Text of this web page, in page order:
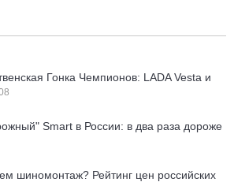
Гонка Чемпионов: LADA Vesta и
Smart в России: в два раза дороже
шиномонтаж? Рейтинг цен российских